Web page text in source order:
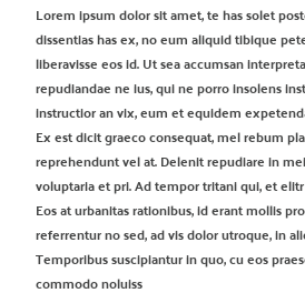
Lorem ipsum dolor sit amet, te has solet
dissentias has ex, no eum aliquid tibique
liberavisse eos id. Ut sea accumsan
repudiandae ne ius, qui ne porro insolens
instructior an vix, eum et equidem
Ex est dicit graeco consequat, mel rebum
reprehendunt vel at. Delenit repudiare in
voluptaria et pri. Ad tempor tritani qui, et
Eos at urbanitas rationibus, id erant mollis
referrentur no sed, ad vis dolor utroque, in
Temporibus suscipiantur in quo, cu eos
commodo noluiss